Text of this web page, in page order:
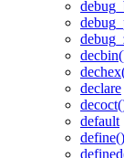
declare
default
define()